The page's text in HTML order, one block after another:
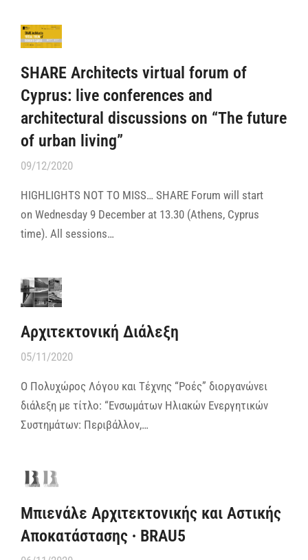
SHARE Architects virtual forum of
Cyprus: live conferences and
architectural discussions on “The future
of urban living”
09/12/2020
HIGHLIGHTS NOT TO MISS… SHARE Forum will start
on Wednesday 9 December at 13.30 (Athens, Cyprus
time). All sessions…
Αρχιτεκτονική Διάλεξη
05/11/2020
Ο Πολυχώρος Λόγου και Τέχνης “Ροές” διοργανώνει
διάλεξη με τίτλο: “Ενσωμάτων Ηλιακών Ενεργητικών
Συστημάτων: Περιβάλλον,…
Μπιενάλε Αρχιτεκτονικής και Αστικής
Αποκατάστασης ∙ BRAU5